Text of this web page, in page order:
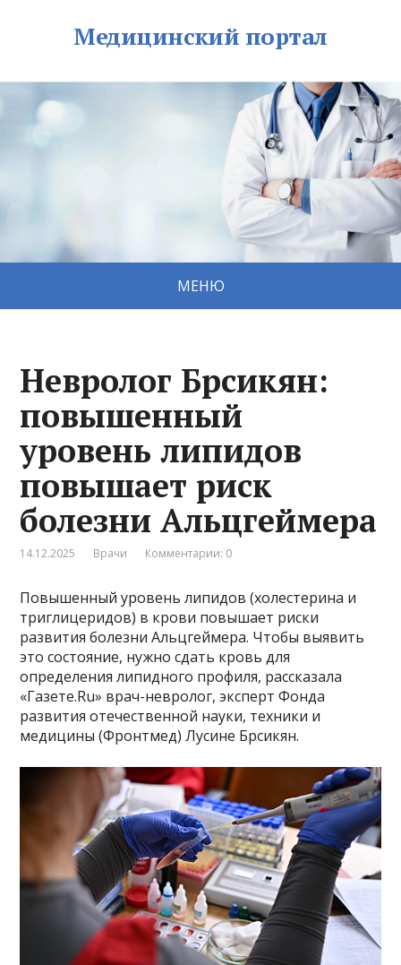
Медицинский портал
МЕНЮ
Невролог Брсикян:
повышенный
уровень липидов
повышает риск
болезни Альцгеймера
14.12.2025 Врачи Комментарии: 0
Повышенный уровень липидов (холестерина и
триглицеридов) в крови повышает риски
развития болезни Альцгеймера. Чтобы выявить
это состояние, нужно сдать кровь для
определения липидного профиля, рассказала
«Газете.Ru» врач-невролог, эксперт Фонда
развития отечественной науки, техники и
медицины (Фронтмед) Лусине Брсикян.